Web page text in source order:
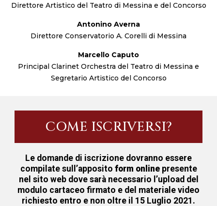
Direttore Artistico del Teatro di Messina e del Concorso
Antonino Averna
Direttore Conservatorio A. Corelli di Messina
Marcello Caputo
Principal Clarinet Orchestra del Teatro di Messina e
Segretario Artistico del Concorso
COME ISCRIVERSI?
Le domande di iscrizione dovranno essere
compilate sull’apposito form onlinepresente
nel sito web dove sarà necessario l’upload del
modulo cartaceo firmato e del materiale video
richiesto entro e non oltre il 15 Luglio 2021.